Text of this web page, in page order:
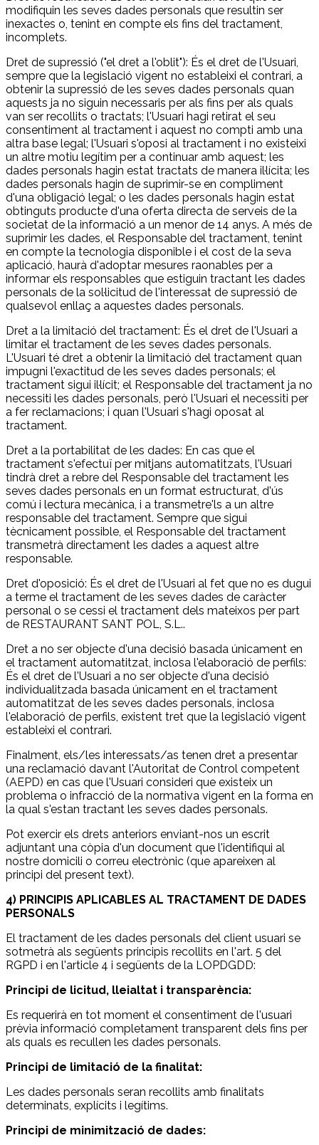
modifiquin les seves dades personals que resultin ser
inexactes o, tenint en compte els fins del tractament,
incomplets.
Dret de supressió ("el dret a l'oblit"): És el dret de l'Usuari,
sempre que la legislació vigent no estableixi el contrari, a
obtenir la supressió de les seves dades personals quan
aquests ja no siguin necessaris per als fins per als quals
van ser recollits o tractats; l'Usuari hagi retirat el seu
consentiment al tractament i aquest no compti amb una
altra base legal; l'Usuari s'oposi al tractament i no existeixi
un altre motiu legítim per a continuar amb aquest; les
dades personals hagin estat tractats de manera il·lícita; les
dades personals hagin de suprimir-se en compliment
d'una obligació legal; o les dades personals hagin estat
obtinguts producte d'una oferta directa de serveis de la
societat de la informació a un menor de 14 anys. A més de
suprimir les dades, el Responsable del tractament, tenint
en compte la tecnologia disponible i el cost de la seva
aplicació, haurà d'adoptar mesures raonables per a
informar els responsables que estiguin tractant les dades
personals de la sol·licitud de l'interessat de supressió de
qualsevol enllaç a aquestes dades personals.
Dret a la limitació del tractament: És el dret de l'Usuari a
limitar el tractament de les seves dades personals.
L'Usuari té dret a obtenir la limitació del tractament quan
impugni l'exactitud de les seves dades personals; el
tractament sigui il·lícit; el Responsable del tractament ja no
necessiti les dades personals, però l'Usuari el necessiti per
a fer reclamacions; i quan l'Usuari s'hagi oposat al
tractament.
Dret a la portabilitat de les dades: En cas que el
tractament s'efectuï per mitjans automatitzats, l'Usuari
tindrà dret a rebre del Responsable del tractament les
seves dades personals en un format estructurat, d'ús
comú i lectura mecànica, i a transmetre'ls a un altre
responsable del tractament. Sempre que sigui
tècnicament possible, el Responsable del tractament
transmetrà directament les dades a aquest altre
responsable.
Dret d'oposició: És el dret de l'Usuari al fet que no es dugui
a terme el tractament de les seves dades de caràcter
personal o se cessi el tractament dels mateixos per part
de RESTAURANT SANT POL, S.L..
Dret a no ser objecte d'una decisió basada únicament en
el tractament automatitzat, inclosa l'elaboració de perfils:
És el dret de l'Usuari a no ser objecte d'una decisió
individualitzada basada únicament en el tractament
automatitzat de les seves dades personals, inclosa
l'elaboració de perfils, existent tret que la legislació vigent
estableixi el contrari.
Finalment, els/les interessats/as tenen dret a presentar
una reclamació davant l'Autoritat de Control competent
(AEPD) en cas que l'Usuari consideri que existeix un
problema o infracció de la normativa vigent en la forma en
la qual s'estan tractant les seves dades personals.
Pot exercir els drets anteriors enviant-nos un escrit
adjuntant una còpia d'un document que l'identifiqui al
nostre domicili o correu electrònic (que apareixen al
principi del present text).
4) PRINCIPIS APLICABLES AL TRACTAMENT DE DADES
PERSONALS
El tractament de les dades personals del client usuari se
sotmetrà als següents principis recollits en l'art. 5 del
RGPD i en l'article 4 i següents de la LOPDGDD:
Principi de licitud, lleialtat i transparència:
Es requerirà en tot moment el consentiment de l'usuari
prèvia informació completament transparent dels fins per
als quals es recullen les dades personals.
Principi de limitació de la finalitat:
Les dades personals seran recollits amb finalitats
determinats, explícits i legítims.
Principi de minimització de dades: